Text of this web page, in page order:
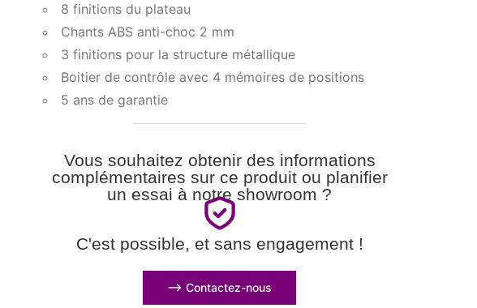
8 finitions du plateau
Chants ABS anti-choc 2 mm
3 finitions pour la structure métallique
Boitier de contrôle avec 4 mémoires de positions
5 ans de garantie
Vous souhaitez obtenir des informations
complémentaires sur ce produit ou planifier
un essai à notre showroom ?
C'est possible, et sans engagement !
⟶ Contactez-nous